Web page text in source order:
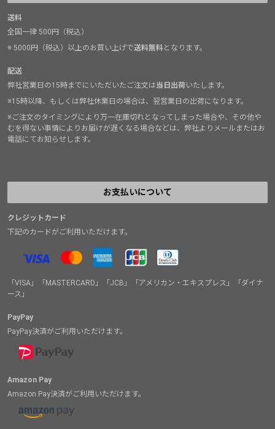
送料
全国一律 500円（税込）
※ 5000円（税込）以上のお買い上げで送料無料となります。
配送
弊社営業日の15時までにいただいたご注文は当日出荷いたします。
※15時以降、もしくは弊社休業日の場合は、翌営業日の出荷になります。
※ご注文のタイミングにより万一在庫切れとなってしまった場合や、その他や
むを得ない事情によりお届けが遅くなる場合などは、弊社よりメールまたはお
電話にてお知らせします。
お支払いについて
クレジットカード
下記のカードがご利用いただけます。
「VISA」「MASTERCARD」「JCB」「アメリカン・エキスプレス」「ダイナ
ース」
PayPay
PayPay決済がご利用いただけます。
Amazon Pay
Amazon Pay決済がご利用いただけます。